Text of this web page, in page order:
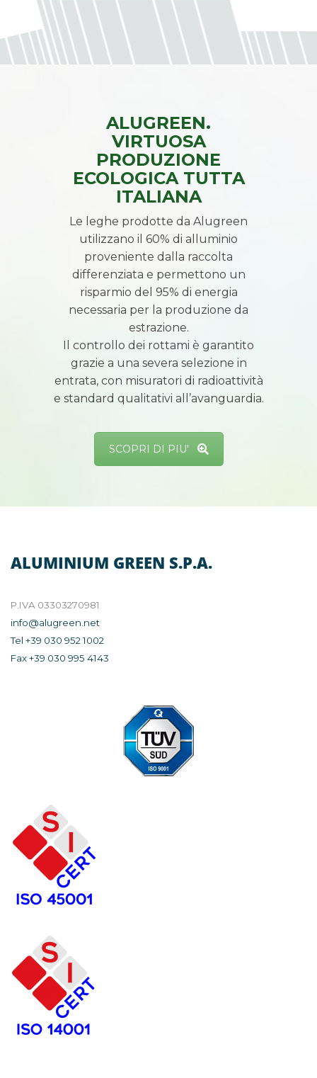
ALUGREEN.
VIRTUOSA
PRODUZIONE
ECOLOGICA TUTTA
ITALIANA
Le leghe prodotte da Alugreen
utilizzano il 60% di alluminio
proveniente dalla raccolta
differenziata e permettono un
risparmio del 95% di energia
necessaria per la produzione da
estrazione.
Il controllo dei rottami è garantito
grazie a una severa selezione in
entrata, con misuratori di radioattività
e standard qualitativi all’avanguardia.
SCOPRI DI PIU'
ALUMINIUM GREEN S.P.A.
P.IVA 03303270981
info@alugreen.net
Tel +39 030 952 1002
Fax +39 030 995 4143